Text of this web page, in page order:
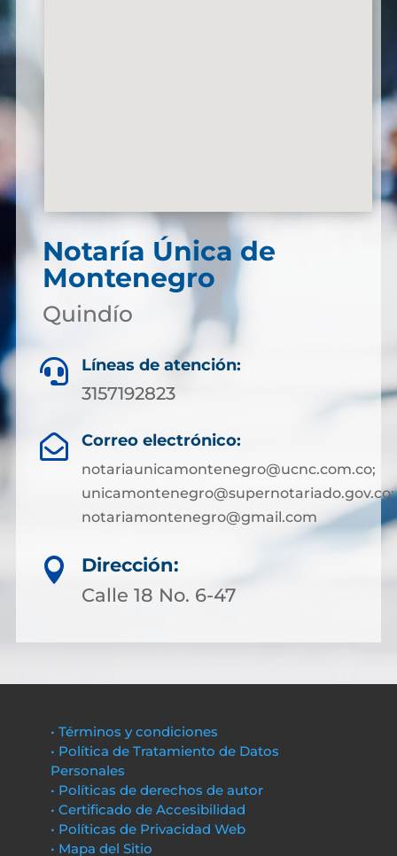
Notaría Única de
Montenegro
Quindío
 Líneas de atención:
3157192823
 Correo electrónico:
notariaunicamontenegro@ucnc.com.co;
unicamontenegro@supernotariado.gov.co;
notariamontenegro@gmail.com

Dirección:
Calle 18 No. 6-47
• Términos y condiciones
• Política de Tratamiento de Datos
Personales
• Políticas de derechos de autor
• Certificado de Accesibilidad
• Políticas de Privacidad Web
• Mapa del Sitio